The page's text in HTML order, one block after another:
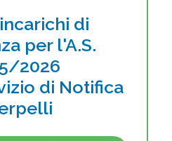
di
per l'A.S.
2026
di Notifica